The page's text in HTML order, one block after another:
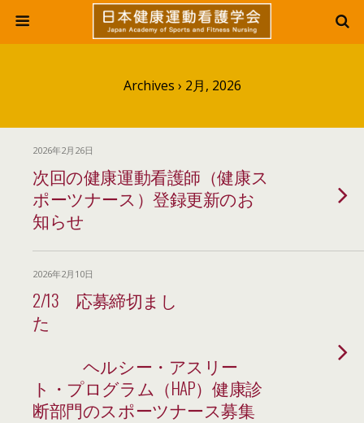
Archives › 2月, 2026
2026年2月26日
次回の健康運動看護師（健康ス
ポーツナース）登録更新のお
知らせ
2026年2月10日
2/13 応募締切まし
た
ヘルシー・アスリー
ト・プログラム（HAP）健康診
断部門のスポーツナース募集